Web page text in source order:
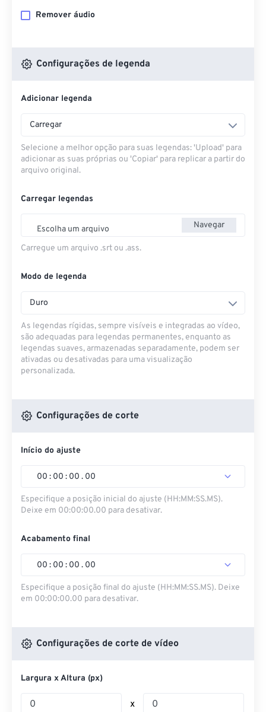
Remover áudio
Configurações de legenda
Adicionar legenda
Carregar
Selecione a melhor opção para suas legendas: 'Upload' para
adicionar as suas próprias ou 'Copiar' para replicar a partir do
arquivo original.
Carregar legendas
Escolha um arquivo Navegar
Carregue um arquivo .srt ou .ass.
Modo de legenda
Duro
As legendas rígidas, sempre visíveis e integradas ao vídeo,
são adequadas para legendas permanentes, enquanto as
legendas suaves, armazenadas separadamente, podem ser
ativadas ou desativadas para uma visualização
personalizada.
Configurações de corte
Início do ajuste
00 : 00 : 00 . 00
Especifique a posição inicial do ajuste (HH:MM:SS.MS).
Deixe em 00:00:00.00 para desativar.
Acabamento final
00 : 00 : 00 . 00
Especifique a posição final do ajuste (HH:MM:SS.MS). Deixe
em 00:00:00.00 para desativar.
Configurações de corte de vídeo
Largura x Altura (px)
x